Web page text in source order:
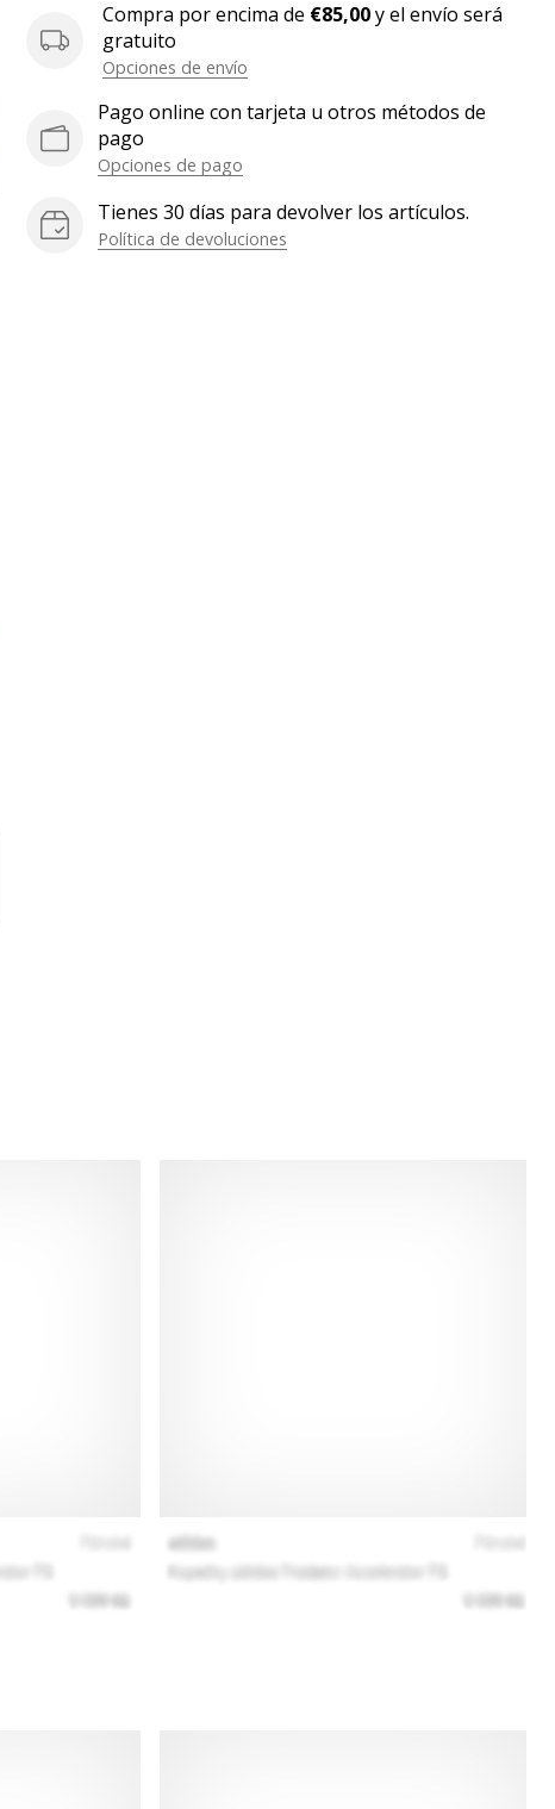
Compra por encima de €85,00y el envío será
gratuito
Opciones de envío
Pago online con tarjeta u otros métodos de
pago
Opciones de pago
Tienes 30 días para devolver los artículos.
Política de devoluciones